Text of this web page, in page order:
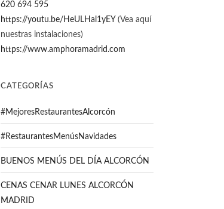
620 694 595
https://youtu.be/HeULHal1yEY(Vea aquí
nuestras instalaciones)
https://www.amphoramadrid.com
CATEGORÍAS
#MejoresRestaurantesAlcorcón
#RestaurantesMenúsNavidades
BUENOS MENÚS DEL DÍA ALCORCÓN
CENAS CENAR LUNES ALCORCÓN
MADRID